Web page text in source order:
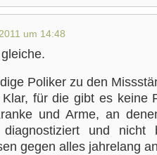
um 14:48
Poliker zu den
für die gibt es keine
und Arme, an
und nicht
gegen alles jahrelang